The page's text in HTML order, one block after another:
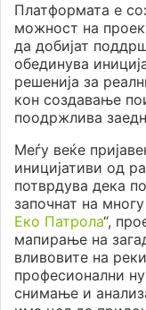
Платформата е
можност на
да добијат
обединува
решенија за
кон создавање
поодржлива
Меѓу веќе
иницијативи од
потврдува дека
започнат на
Еко Патрола“,
мапирање на
вливовите на
професионални
снимање и